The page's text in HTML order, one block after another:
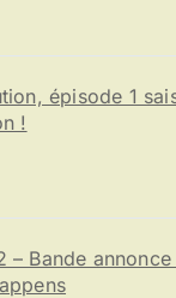
épisode 1
!
– Bande